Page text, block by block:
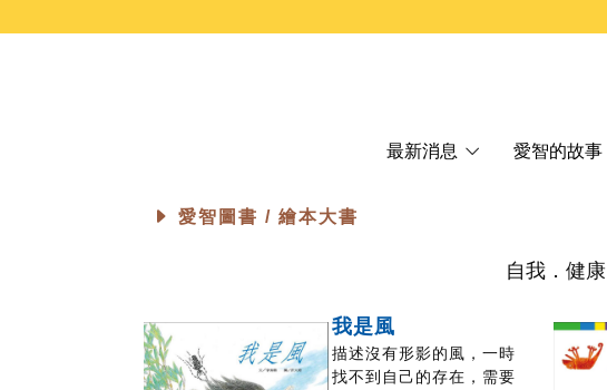
最新消息 愛智的故事
愛智圖書 / 繪本大書
自我．健康
我是風
描述沒有形影的風，一時
找不到自己的存在，需要